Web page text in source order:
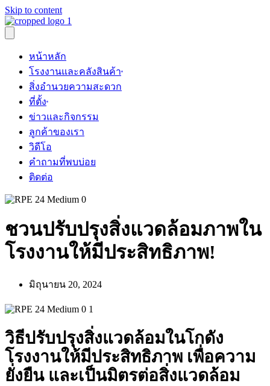
Skip to content
หน้าหลัก
โรงงานและคลังสินค้า
สิ่งอำนวยความสะดวก
ที่ตั้ง
ข่าวและกิจกรรม
ลูกค้าของเรา
วิดีโอ
คำถามที่พบบ่อย
ติดต่อ
ชวนปรับปรุงสิ่งแวดล้อมภาพใน
โรงงานให้มีประสิทธิภาพ!
มิถุนายน 20, 2024
วิธีปรับปรุงสิ่งแวดล้อมในโกดัง
โรงงานให้มีประสิทธิภาพ เพื่อความ
ยั่งยืน และเป็นมิตรต่อสิ่งแวดล้อม